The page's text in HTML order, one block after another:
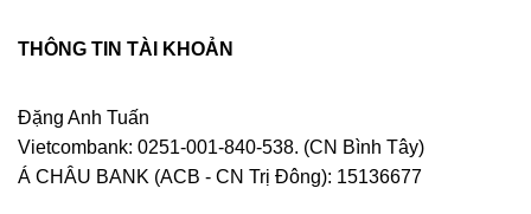
THÔNG TIN TÀI KHOẢN
Đặng Anh Tuấn
Vietcombank: 0251-001-840-538. (CN Bình Tây)
Á CHÂU BANK (ACB - CN Trị Đông): 15136677